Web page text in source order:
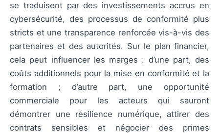
se traduisent par des investissements accrus en
cybersécurité, des processus de conformité plus
stricts et une transparence renforcée vis-à-vis des
partenaires et des autorités. Sur le plan financier,
cela peut influencer les marges : d’une part, des
coûts additionnels pour la mise en conformité et la
formation ; d’autre part, une opportunité
commerciale pour les acteurs qui sauront
démontrer une résilience numérique, attirer des
contrats sensibles et négocier des primes